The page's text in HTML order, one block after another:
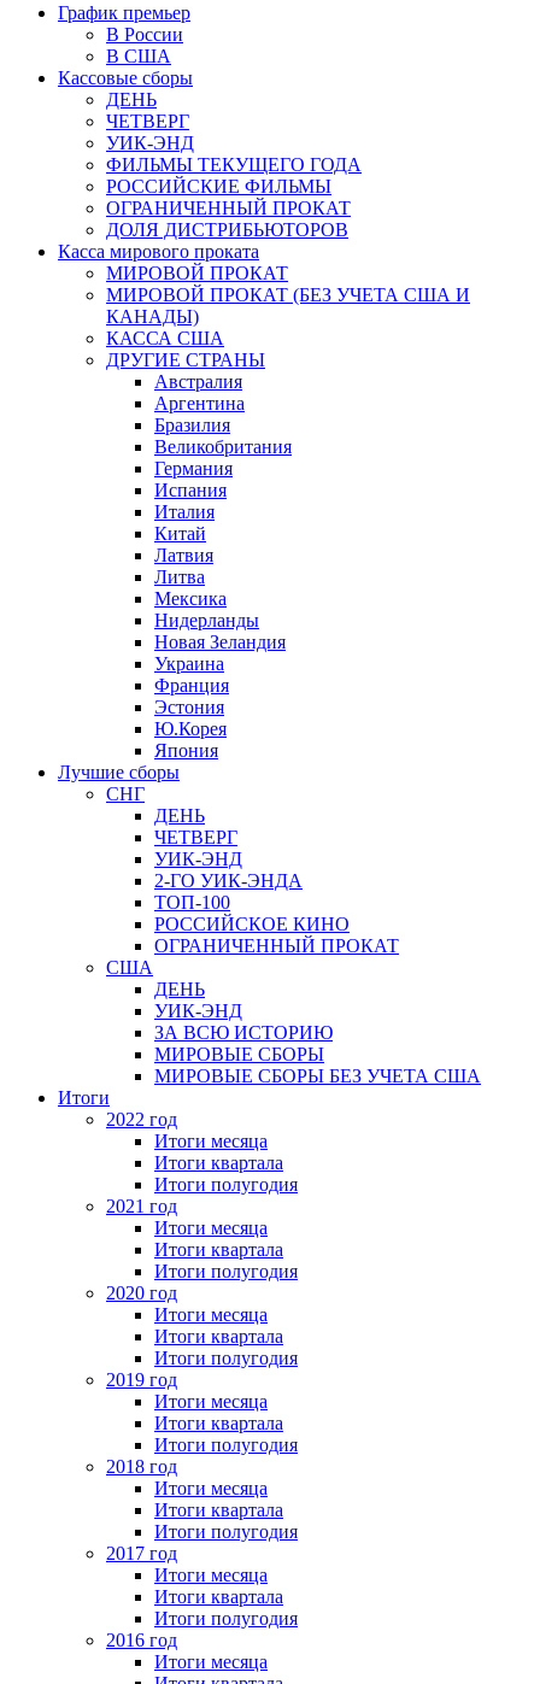
График премьер
В России
В США
Кассовые сборы
ДЕНЬ
ЧЕТВЕРГ
УИК-ЭНД
ФИЛЬМЫ ТЕКУЩЕГО ГОДА
РОССИЙСКИЕ ФИЛЬМЫ
ОГРАНИЧЕННЫЙ ПРОКАТ
ДОЛЯ ДИСТРИБЬЮТОРОВ
Касса мирового проката
МИРОВОЙ ПРОКАТ
МИРОВОЙ ПРОКАТ (БЕЗ УЧЕТА США И
КАНАДЫ)
КАССА США
ДРУГИЕ СТРАНЫ
Австралия
Аргентина
Бразилия
Великобритания
Германия
Испания
Италия
Китай
Латвия
Литва
Мексика
Нидерланды
Новая Зеландия
Украина
Франция
Эстония
Ю.Корея
Япония
Лучшие сборы
СНГ
ДЕНЬ
ЧЕТВЕРГ
УИК-ЭНД
2-ГО УИК-ЭНДА
ТОП-100
РОССИЙСКОЕ КИНО
ОГРАНИЧЕННЫЙ ПРОКАТ
США
ДЕНЬ
УИК-ЭНД
ЗА ВСЮ ИСТОРИЮ
МИРОВЫЕ СБОРЫ
МИРОВЫЕ СБОРЫ БЕЗ УЧЕТА США
Итоги
2022 год
Итоги месяца
Итоги квартала
Итоги полугодия
2021 год
Итоги месяца
Итоги квартала
Итоги полугодия
2020 год
Итоги месяца
Итоги квартала
Итоги полугодия
2019 год
Итоги месяца
Итоги квартала
Итоги полугодия
2018 год
Итоги месяца
Итоги квартала
Итоги полугодия
2017 год
Итоги месяца
Итоги квартала
Итоги полугодия
2016 год
Итоги месяца